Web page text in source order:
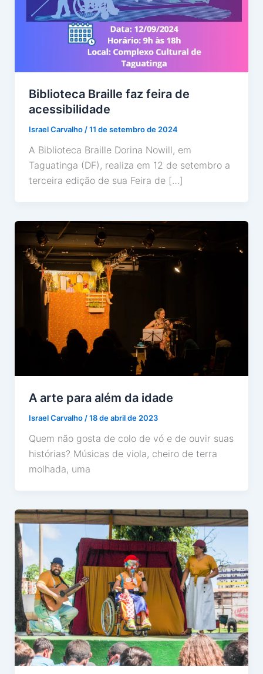
Biblioteca Braille faz feira de
acessibilidade
Israel Carvalho /11 de setembro de 2024
A Biblioteca Braille Dorina Nowill, em
Taguatinga (DF), realiza em 12 de setembro a
terceira edição de sua Feira de […]
A arte para além da idade
Israel Carvalho /18 de abril de 2023
Quem não gosta de colo de vó e de ouvir suas
histórias? Músicas de viola, cheiro de terra
molhada, uma